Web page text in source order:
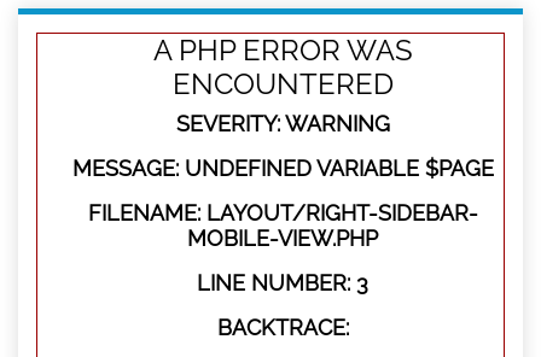
A PHP ERROR WAS
ENCOUNTERED
SEVERITY: WARNING
MESSAGE: UNDEFINED VARIABLE $PAGE
FILENAME: LAYOUT/RIGHT-SIDEBAR-
MOBILE-VIEW.PHP
LINE NUMBER: 3
BACKTRACE: